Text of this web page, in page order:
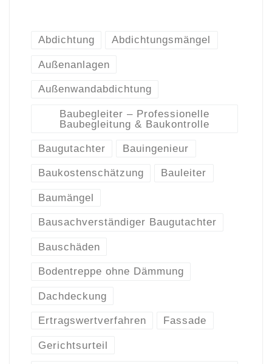
Abdichtung Abdichtungsmängel
Außenanlagen
Außenwandabdichtung
Baubegleiter – Professionelle
Baubegleitung & Baukontrolle
Baugutachter Bauingenieur
Baukostenschätzung Bauleiter
Baumängel
Bausachverständiger Baugutachter
Bauschäden
Bodentreppe ohne Dämmung
Dachdeckung
Ertragswertverfahren Fassade
Gerichtsurteil